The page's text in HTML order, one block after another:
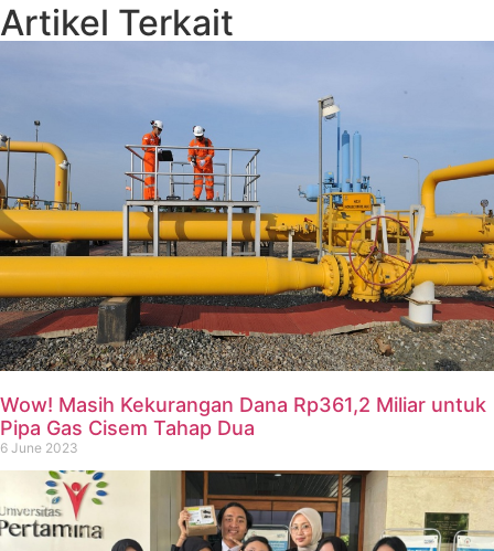
Artikel Terkait
Wow! Masih Kekurangan Dana Rp361,2 Miliar untuk
Pipa Gas Cisem Tahap Dua
6 June 2023